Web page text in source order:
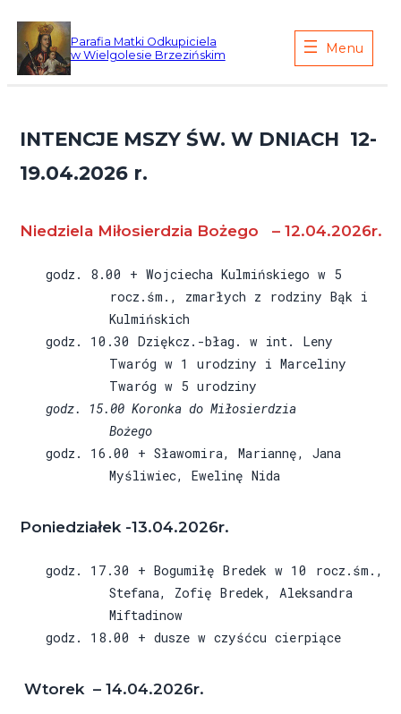
treści
Parafia Matki Odkupiciela
w Wielgolesie Brzezińskim
INTENCJE MSZY ŚW. W DNIACH 12-
19.04.2026 r.
Niedziela Miłosierdzia Bożego – 12.04.2026r.
godz. 8.00 + Wojciecha Kulmińskiego w 5
rocz.śm., zmarłych z rodziny Bąk i
Kulmińskich
godz. 10.30 Dziękcz.-błag. w int. Leny
Twaróg w 1 urodziny i Marceliny
Twaróg w 5 urodziny
godz. 15.00 Koronka do Miłosierdzia
Bożego
godz. 16.00 + Sławomira, Mariannę, Jana
Myśliwiec, Ewelinę Nida
Poniedziałek -13.04.2026r.
godz. 17.30 + Bogumiłę Bredek w 10 rocz.śm.,
Stefana, Zofię Bredek, Aleksandra
Miftadinow
godz. 18.00 + dusze w czyśćcu cierpiące
Wtorek – 14.04.2026r.